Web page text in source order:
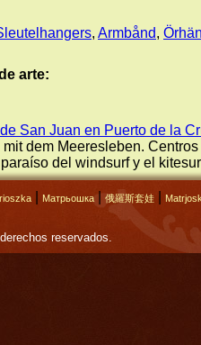
, Armbånd,
arte:
San Juan en Puerto de la
dem Meeresleben.
del windsurf y el
Матрьошка| 俄羅斯套娃
reservados.